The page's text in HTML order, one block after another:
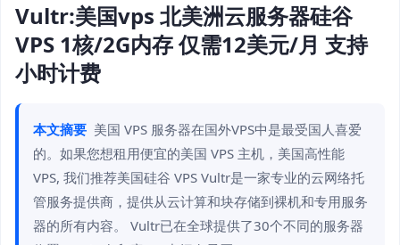
Vultr:美国vps 北美洲云服务器硅谷
VPS 1核/2G内存 仅需12美元/月 支持
小时计费
本文摘要 美国 VPS 服务器在国外VPS中是最受国人喜爱
的。如果您想租用便宜的美国 VPS 主机，美国高性能
VPS, 我们推荐美国硅谷 VPS Vultr是一家专业的云网络托
管服务提供商，提供从云计算和块存储到裸机和专用服务
器的所有内容。 Vultr已在全球提供了30个不同的服务器